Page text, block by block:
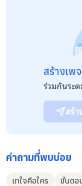
เป็นผู้ที่ช่วยสร้างสรร
สร้างเพ
ร่วมกันระ
สร้า
คำถามที่พบบ่อย
เทใจคือใคร ขั้นตอ